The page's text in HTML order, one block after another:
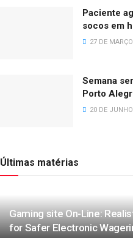
Paciente
socos em
27 DE
Semana
Porto
20 DE
Últimas matérias
Gaming site On-Line:
for Safer Electronic